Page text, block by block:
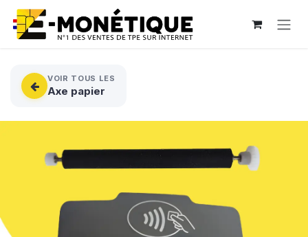
Se rendre au contenu
VOIR TOUS LES
Axe papier